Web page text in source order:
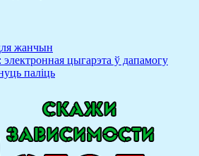
жанчын
электронная цыгарэта ў дапамогу
паліць